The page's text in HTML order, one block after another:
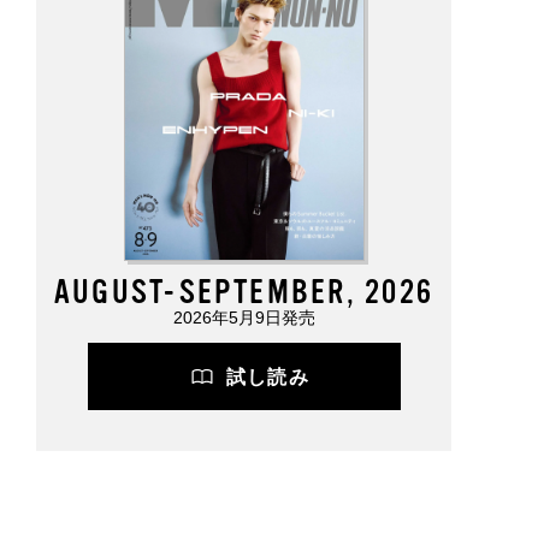
AUGUST-SEPTEMBER, 2026
2026年5月9日発売
試し読み